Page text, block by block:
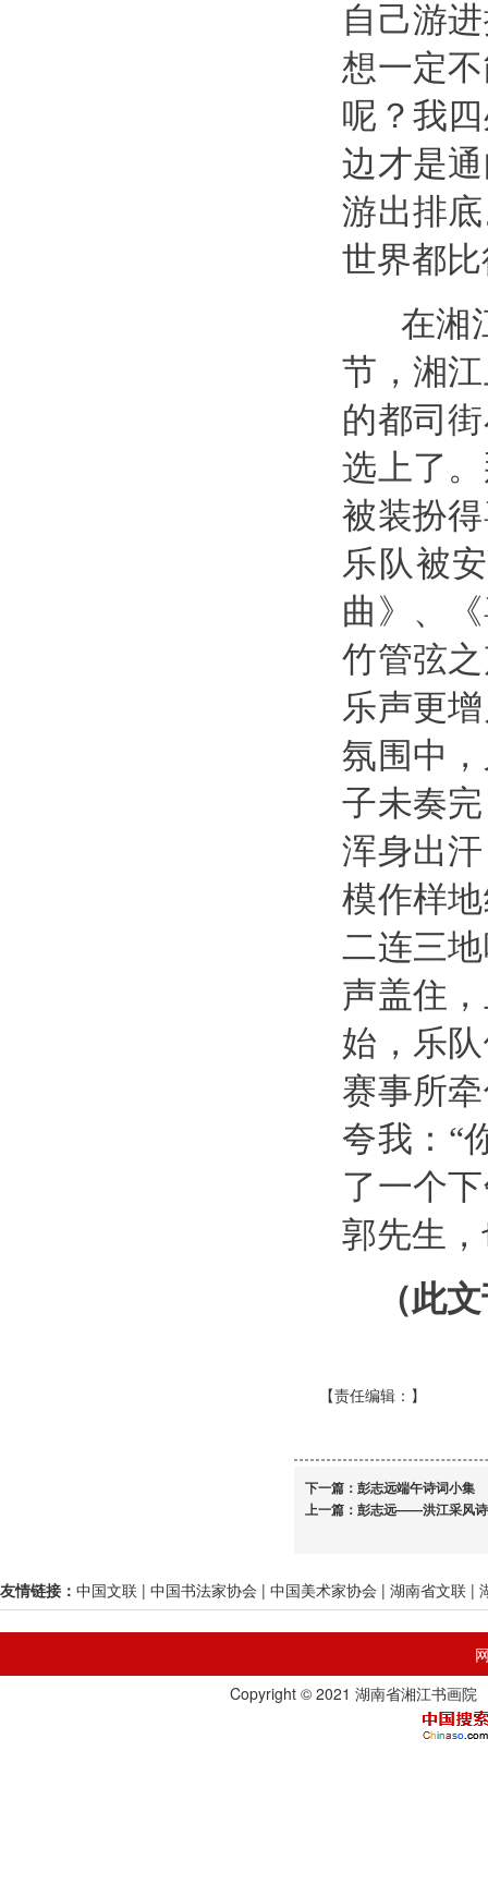
自己游
想一定
呢？我
边才是
游出排
世界都
在湘江
节，湘
的都司
选上了
被装扮
乐队被
曲》、
竹管弦
乐声更
氛围中
子未奏
浑身出
模作样
二连三
声盖住
始，乐
赛事所
夸我：“
了一个
郭先生
（此
【责任编辑： 】
下一篇： 彭志远端午诗词小集
上一篇： 彭志远——洪江采风
友情链接： 中国文联 | 中国书法家协会 | 中国美术家协会 | 湖南省文联 |
Copyright © 2021 湖南省湘江书画